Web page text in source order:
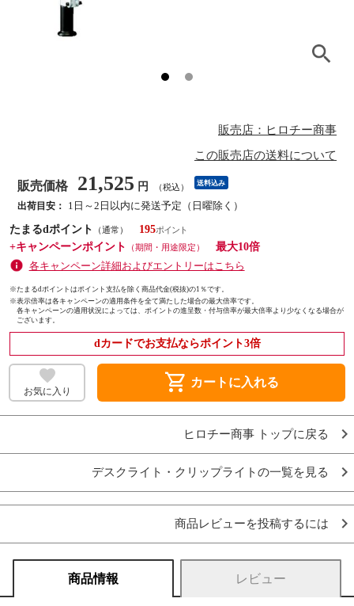
販売店：ヒロチー商事
この販売店の送料について
販売価格 21,525 円 （税込） 送料込み
出荷目安：
1日～2日以内に発送予定（日曜除く）
たまるdポイント
（通常）
195
+キャンペーンポイント
（期間・用途限定）
最大10倍
各キャンペーン詳細およびエントリーはこちら
※たまるdポイントはポイント支払を除く商品代金(税抜)の1％です。
※表示倍率は各キャンペーンの適用条件を全て満たした場合の最大倍率です。
各キャンペーンの適用状況によっては、ポイントの進呈数・付与倍率が最大倍率より少なくなる場合が
ございます。
dカードでお支払ならポイント3倍
お気に入り shopping_cart カートに入れる
ヒロチー商事 トップに戻る
デスクライト・クリップライトの一覧を見る
商品レビューを投稿するには
商品情報 レビュー